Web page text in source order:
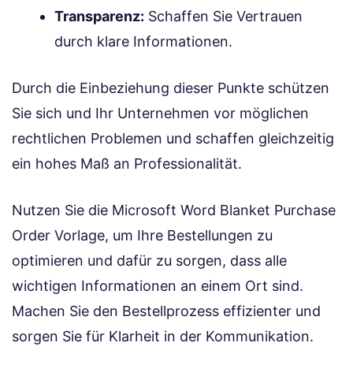
Transparenz: Schaffen Sie Vertrauen
durch klare Informationen.
Durch die Einbeziehung dieser Punkte schützen
Sie sich und Ihr Unternehmen vor möglichen
rechtlichen Problemen und schaffen gleichzeitig
ein hohes Maß an Professionalität.
Nutzen Sie die Microsoft Word Blanket Purchase
Order Vorlage, um Ihre Bestellungen zu
optimieren und dafür zu sorgen, dass alle
wichtigen Informationen an einem Ort sind.
Machen Sie den Bestellprozess effizienter und
sorgen Sie für Klarheit in der Kommunikation.